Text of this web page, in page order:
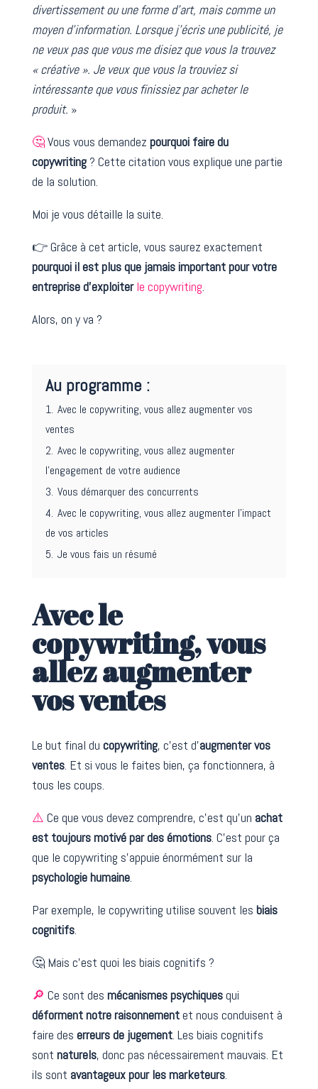
divertissement ou une forme d’art, mais comme un
moyen d’information. Lorsque j’écris une publicité, je
ne veux pas que vous me disiez que vous la trouvez
« créative ». Je veux que vous la trouviez si
intéressante que vous finissiez par acheter le
produit. »
🤔Vous vous demandez pourquoi faire du
copywriting? Cette citation vous explique une partie
de la solution.
Moi je vous détaille la suite.
👉 Grâce à cet article, vous saurez exactement
pourquoi il est plus que jamais important pour votre
entreprise d’exploiterle copywriting
Alors, on y va ?
Au programme :
1. Avec le copywriting, vous allez augmenter vos
ventes
2. Avec le copywriting, vous allez augmenter
l’engagement de votre audience
3. Vous démarquer des concurrents
4. Avec le copywriting, vous allez augmenter l’impact
de vos articles
5. Je vous fais un résumé
Avec le
copywriting, vous
allez augmenter
vos ventes
Le but final du copywriting, c’est d’augmenter vos
ventes. Et si vous le faites bien, ça fonctionnera, à
tous les coups.
⚠️ Ce que vous devez comprendre, c’est qu’un achat
est toujours motivé par des émotions. C’est pour ça
que le copywriting s’appuie énormément sur la
psychologie humaine.
Par exemple, le copywriting utilise souvent les biais
cognitifs.
🤔 Mais c’est quoi les biais cognitifs ?
🔎 Ce sont des mécanismes psychiquesqui
déforment notre raisonnementet nous conduisent à
faire des erreurs de jugement. Les biais cognitifs
sont naturels, donc pas nécessairement mauvais. Et
ils sont avantageux pour les marketeurs.